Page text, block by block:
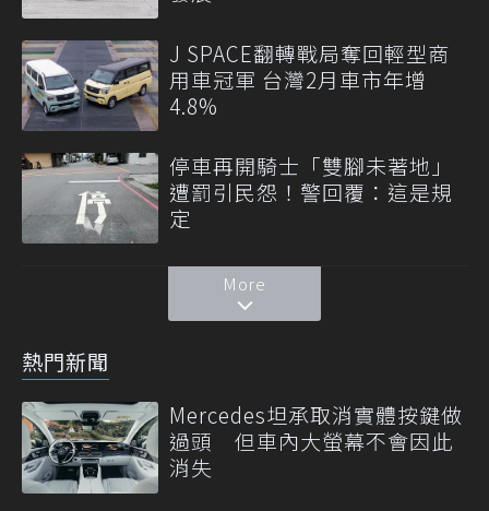
J SPACE翻轉戰局奪回輕型商
用車冠軍 台灣2月車市年增
4.8%
停車再開騎士「雙腳未著地」
遭罰引民怨！警回覆：這是規
定
More
熱門新聞
Mercedes坦承取消實體按鍵做
過頭 但車內大螢幕不會因此
消失